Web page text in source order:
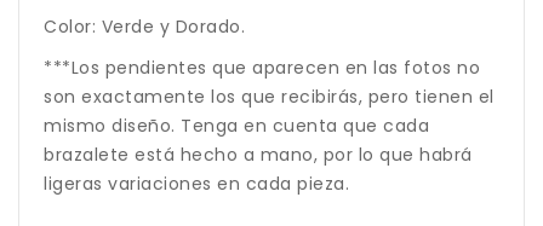
Color: Verde y Dorado.
***Los pendientes que aparecen en las fotos no
son exactamente los que recibirás, pero tienen el
mismo diseño. Tenga en cuenta que cada
brazalete está hecho a mano, por lo que habrá
ligeras variaciones en cada pieza.